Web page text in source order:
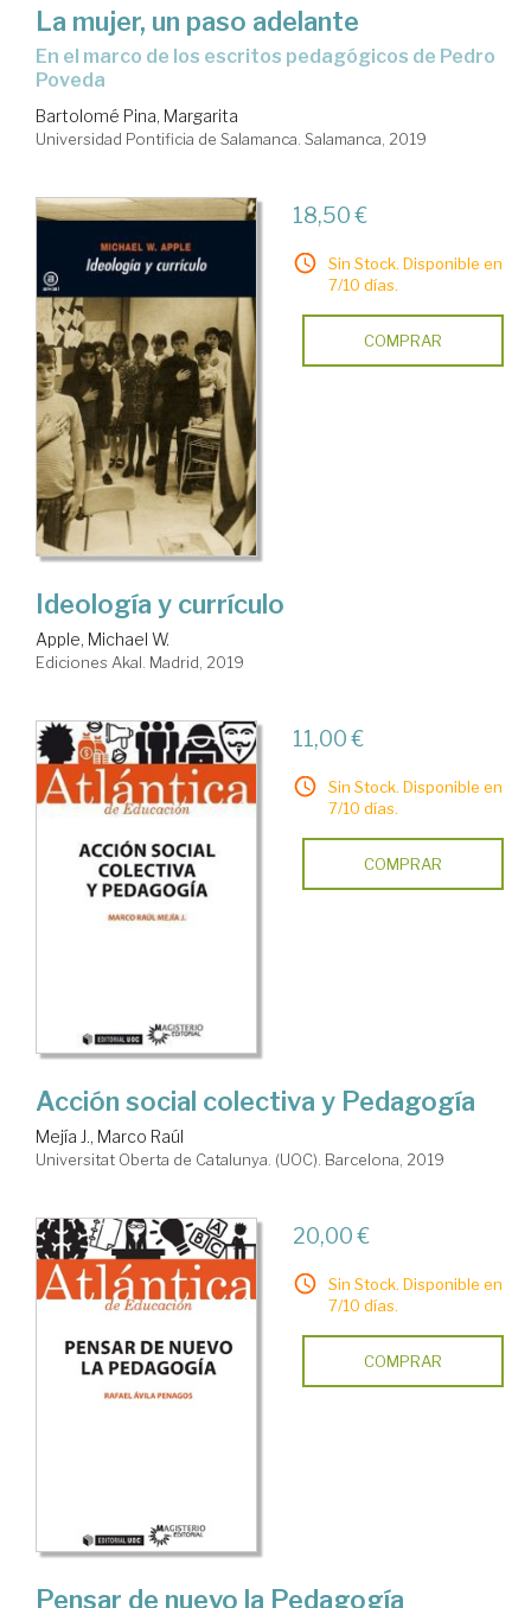
La mujer, un paso adelante
en el marco de los escritos pedagógicos de Pedro
Poveda
Bartolomé Pina, Margarita
Universidad Pontificia de Salamanca. Salamanca, 2019
18,50 €
Sin Stock. Disponible en
7/10 días.
COMPRAR
Ideología y currículo
Apple, Michael W.
Ediciones Akal. Madrid, 2019
11,00 €
Sin Stock. Disponible en
7/10 días.
COMPRAR
Acción social colectiva y Pedagogía
Mejía J., Marco Raúl
Universitat Oberta de Catalunya. (UOC). Barcelona, 2019
20,00 €
Sin Stock. Disponible en
7/10 días.
COMPRAR
Pensar de nuevo la Pedagogía